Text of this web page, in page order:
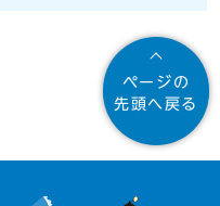
ページの
先頭へ戻る